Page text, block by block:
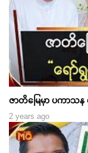
ဇာတိမြေမှာ ပကာသ
2 years ago